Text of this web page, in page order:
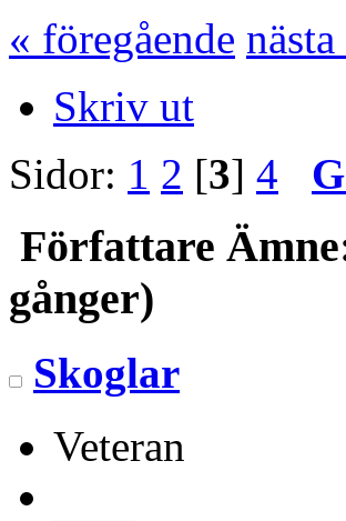
« föregående nästa
Skriv ut
Sidor: 1 2 [3] 4
Författare
gånger)
Skoglar
Veteran